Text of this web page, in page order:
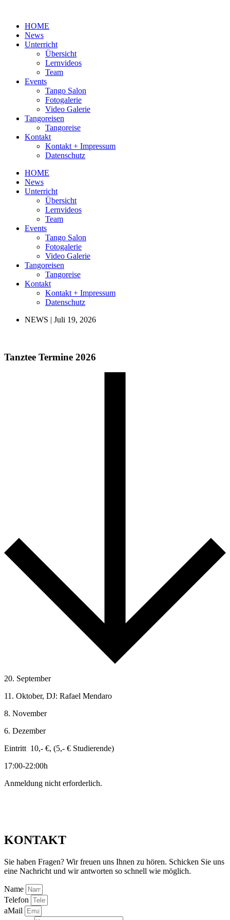
wechselnHOME
News
Unterricht
Übersicht
Lernvideos
Team
Events
Tango Salon
Fotogalerie
Video Galerie
Tangoreisen
Tangoreise
Kontakt
Kontakt + Impressum
Datenschutz
HOME
News
Unterricht
Übersicht
Lernvideos
Team
Events
Tango Salon
Fotogalerie
Video Galerie
Tangoreisen
Tangoreise
Kontakt
Kontakt + Impressum
Datenschutz
NEWS | Juli 19, 2026
Tanztee Termine 2026
20. September
11. Oktober, DJ: Rafael Mendaro
8. November
6. Dezember
Eintritt 10,- €, (5,- € Studierende)
17:00-22:00h
Anmeldung nicht erforderlich.
KONTAKT
Sie haben Fragen? Wir freuen uns Ihnen zu hören. Schicken Sie uns
eine Nachricht und wir antworten so schnell wie möglich.
Name
Telefon
aMail